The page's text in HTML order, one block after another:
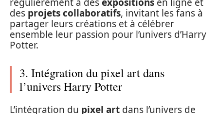
des projets collaboratifs, invitant les fans à
partager leurs créations et à célébrer
ensemble leur passion pour l’univers d’Harry
Potter.
3. Intégration du pixel art dans
l’univers Harry Potter
L’intégration du pixel art dans l’univers de